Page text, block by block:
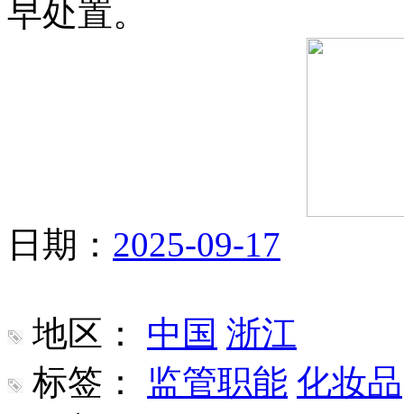
早处置。
日期： 2025-09-17
地区： 中国 浙江
标签：
监管职能 化妆品